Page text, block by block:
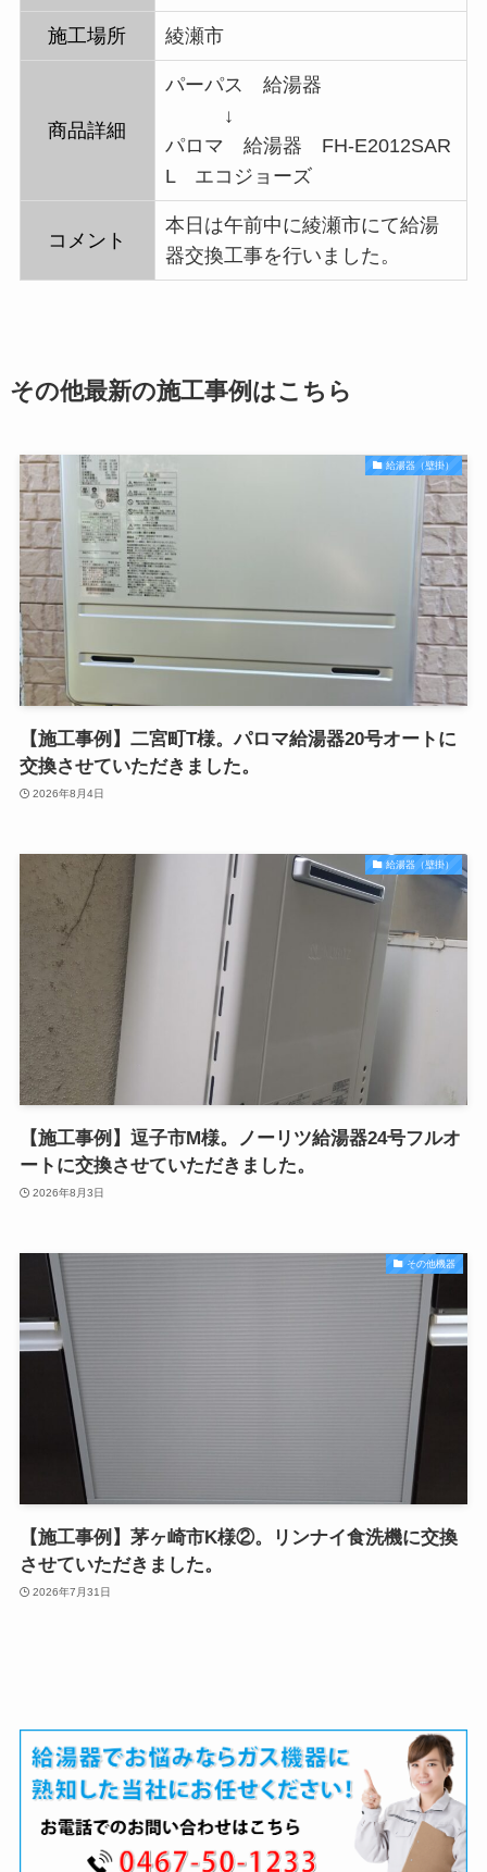
施工場所 綾瀬市
商品詳細
パーパス 給湯器
↓
パロマ 給湯器 FH-E2012SAR
L エコジョーズ
コメント
本日は午前中に綾瀬市にて給湯
器交換工事を行いました。
その他最新の施工事例はこちら
給湯器（壁掛）
【施工事例】二宮町T様。パロマ給湯器20号オートに
交換させていただきました。
2026年8月4日
給湯器（壁掛）
【施工事例】逗子市M様。ノーリツ給湯器24号フルオ
ートに交換させていただきました。
2026年8月3日
その他機器
【施工事例】茅ヶ崎市K様②。リンナイ食洗機に交換
させていただきました。
2026年7月31日